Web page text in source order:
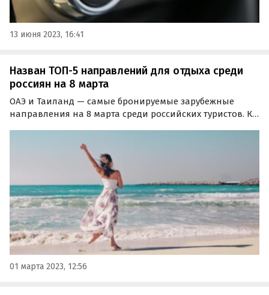
13 июня 2023, 16:41
Назван ТОП-5 направлений для отдыха среди
россиян на 8 марта
ОАЭ и Таиланд — самые бронируемые зарубежные
направления на 8 марта среди российских туристов. К
федеральной сети турагентств «1001 Тур».
01 марта 2023, 12:56